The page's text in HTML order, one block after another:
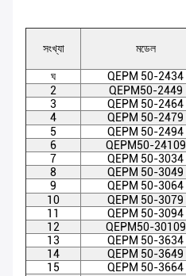
সংখ্যা মডেল
ঘ QEPM 50-2434
2
QEPM50-2449
3
QEPM 50-2464
4
QEPM 50-2479
5
QEPM 50-2494
6
QEPM50-24109
7
QEPM 50-3034
8
QEPM 50-3049
9
QEPM 50-3064
10
QEPM 50-3079
11
QEPM 50-3094
12
QEPM50-30109
13
QEPM 50-3634
14
QEPM 50-3649
15
QEPM 50-3664